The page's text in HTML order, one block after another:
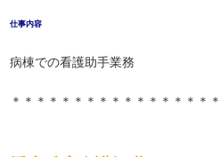
仕事内容
病棟での看護助手業務
＊＊＊＊＊＊＊＊＊＊＊＊＊＊＊＊